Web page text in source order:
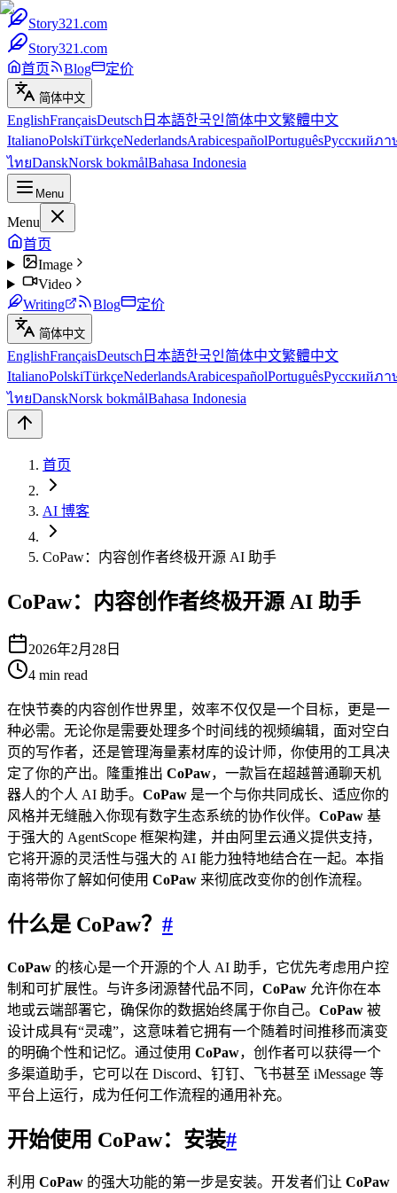
Story321.com
Story321.com
首页
Blog 定价
简体中文
EnglishFrançaisDeutsch 日本語한국인简体中文繁體中文
ItalianoPolskiTürkçeNederlandsArabicespañolPortuguêsРусскийภา
ไทยDanskNorsk bokmålBahasa Indonesia
Menu
Menu
首页
Image
Video
Writing
Blog 定价
简体中文
EnglishFrançaisDeutsch 日本語한국인简体中文繁體中文
ItalianoPolskiTürkçeNederlandsArabicespañolPortuguêsРусскийภา
ไทยDanskNorsk bokmålBahasa Indonesia
首页
AI 博客
CoPaw：内容创作者终极开源 AI 助手
CoPaw：内容创作者终极开源 AI 助手
2026年2月28日
4 min read
在快节奏的内容创作世界里，效率不仅仅是一个目标，更是一
种必需。无论你是需要处理多个时间线的视频编辑，面对空白
页的写作者，还是管理海量素材库的设计师，你使用的工具决
定了你的产出。隆重推出 CoPaw，一款旨在超越普通聊天机
器人的个人 AI 助手。 CoPaw 是一个与你共同成长、适应你的
风格并无缝融入你现有数字生态系统的协作伙伴。 CoPaw 基
于强大的 AgentScope 框架构建，并由阿里云通义提供支持，
它将开源的灵活性与强大的 AI 能力独特地结合在一起。本指
南将带你了解如何使用 CoPaw 来彻底改变你的创作流程。
什么是 CoPaw？ #
CoPaw 的核心是一个开源的个人 AI 助手，它优先考虑用户控
制和可扩展性。与许多闭源替代品不同， CoPaw 允许你在本
地或云端部署它，确保你的数据始终属于你自己。 CoPaw 被
设计成具有“灵魂”，这意味着它拥有一个随着时间推移而演变
的明确个性和记忆。通过使用 CoPaw，创作者可以获得一个
多渠道助手，它可以在 Discord、钉钉、飞书甚至 iMessage 等
平台上运行，成为任何工作流程的通用补充。
开始使用 CoPaw：安装#
利用 CoPaw 的强大功能的第一步是安装。开发者们让 CoPaw